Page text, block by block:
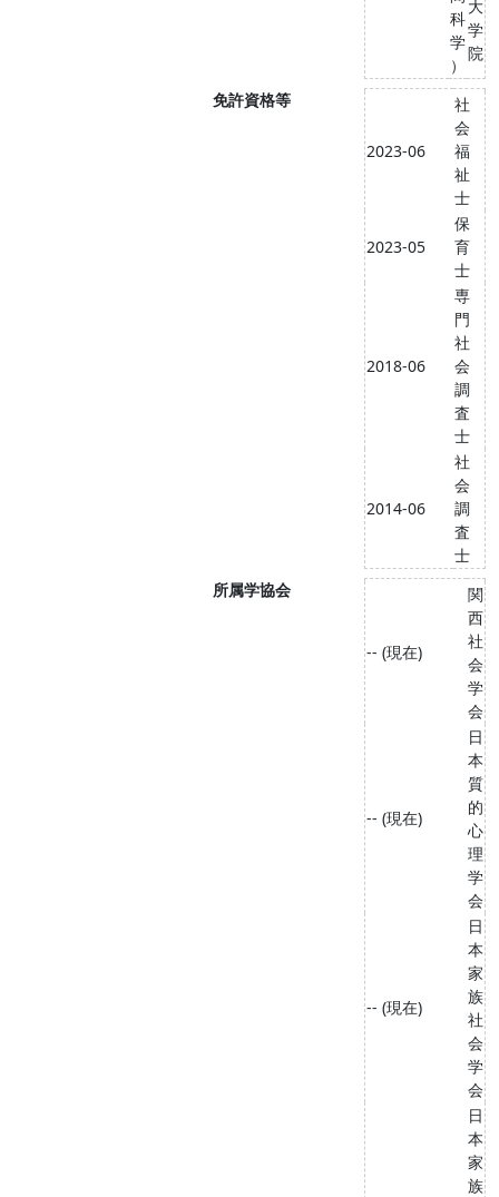
科
学
）
大
学
院
免許資格等
2023-06
社
会
福
祉
士
2023-05
保
育
士
2018-06
専
門
社
会
調
査
士
2014-06
社
会
調
査
士
所属学協会
-- (現在)
関
西
社
会
学
会
-- (現在)
日
本
質
的
心
理
学
会
-- (現在)
日
本
家
族
社
会
学
会
日
本
家
族